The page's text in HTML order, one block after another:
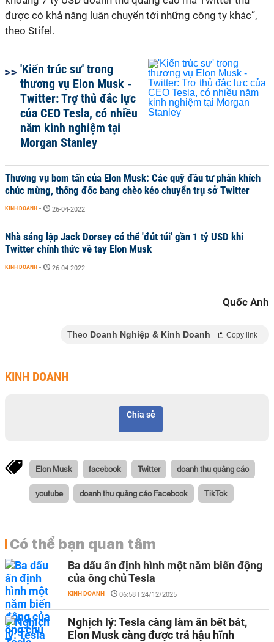
được có khả năng luân chuyển tới những công ty khác”,
theo Stifel.
'Kiến trúc sư' trong
thương vụ Elon Musk -
Twitter: Trợ thủ đắc lực
của CEO Tesla, có nhiều
năm kinh nghiệm tại
Morgan Stanley
Thương vụ bom tấn của Elon Musk: Các quỹ đầu tư phấn khích
chúc mừng, thống đốc bang chèo kéo chuyển trụ sở Twitter
KINH DOANH - 26-04-2022
Nhà sáng lập Jack Dorsey có thể 'đút túi' gần 1 tỷ USD khi
Twitter chính thức về tay Elon Musk
KINH DOANH - 26-04-2022
Quốc Anh
Theo Doanh Nghiệp & Kinh Doanh Copy link
KINH DOANH
Chia sẻ
Elon Musk facebook Twitter doanh thu quảng cáo
youtube doanh thu quảng cáo Facebook TikTok
Có thể bạn quan tâm
Ba dấu ấn định hình một năm biến động
của ông chủ Tesla
KINH DOANH - 06:58 | 24/12/2025
Nghịch lý: Tesla càng làm ăn bết bát,
Elon Musk càng được trả hậu hĩnh